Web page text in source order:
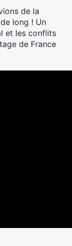
de la
long ! Un
et les conflits
de France